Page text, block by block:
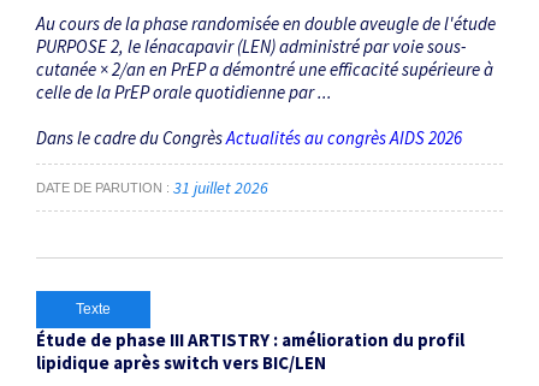
Au cours de la phase randomisée en double aveugle de l'étude
PURPOSE 2, le lénacapavir (LEN) administré par voie sous-
cutanée × 2/an en PrEP a démontré une efficacité supérieure à
celle de la PrEP orale quotidienne par ...
Dans le cadre du CongrèsActualités au congrès AIDS 2026
DATE DE PARUTION 31 juillet 2026
Texte
Étude de phase III ARTISTRY : amélioration du profil
lipidique après switch vers BIC/LEN